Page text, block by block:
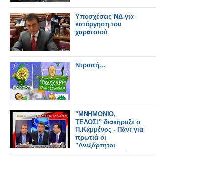
Υποσχέσεις ΝΔ για
κατάργηση του
χαρατσιού
Ντροπή...
"ΜΝΗΜΟΝΙΟ,
ΤΕΛΟΣ!" διακήρυξε ο
Π.Καμμένος - Πάνε για
πρωτιά οι
"Ανεξάρτητοι
Έλληνες" και βλέπουν